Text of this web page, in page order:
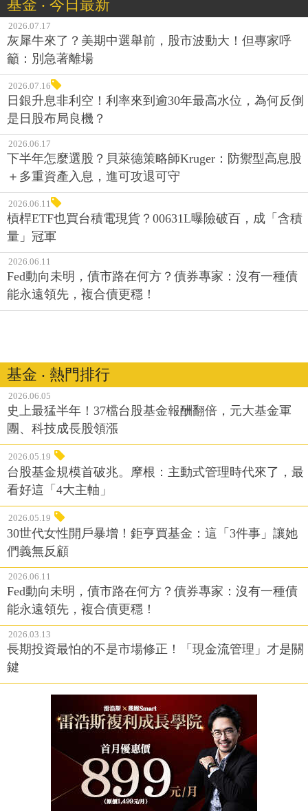
基金 ‧ 今日最新
2026.07.17
灰犀牛來了？美期中選舉前，股市波動大！但專家呼
籲：別急著離場
2026.07.16
日銀升息非利空！利率來到逾30年最高水位，為何反倒
是日股布局良機？
2026.06.17
下半年怎麼選股？貝萊德策略師Kruger：防禦型高息股
＋多重資產入息，進可攻退可守
2026.06.11
槓桿ETF也買台積電現貨？00631L曝險破百，成「含積
量」冠軍
2026.06.11
Fed動向未明，債市路在何方？債券專家：沒有一種債
能永遠領先，複合債更穩！
基金 ‧ 熱門排行
2026.06.05
史上最猛半年！37檔台股基金報酬翻倍，元大基金軍
團、科技成長股領漲
2026.05.19
台股基金規模首破兆。摩根：主動式管理時代來了，最
看好這「4大主軸」
2026.05.19
30世代女性開戶暴增！鉅亨買基金：這「3件事」讓她
們義無反顧
2026.06.11
Fed動向未明，債市路在何方？債券專家：沒有一種債
能永遠領先，複合債更穩！
2026.03.13
長期投資最怕的不是市場修正！「現金流管理」才是關
鍵